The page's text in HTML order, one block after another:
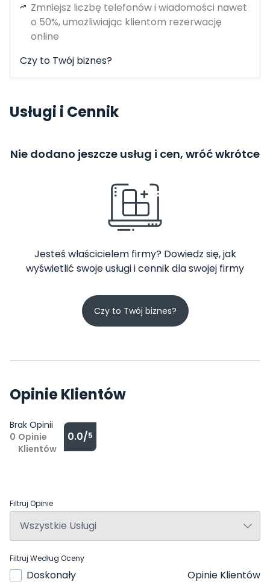
Zmniejsz liczbę telefonów i wiadomości nawet
o 50%, umożliwiając klientom rezerwację
online
Czy to Twój biznes?
Usługi i Cennik
Nie dodano jeszcze usług i cen, wróć wkrótce
Jesteś właścicielem firmy? Dowiedz się, jak
wyświetlić swoje usługi i cennik dla swojej firmy
Czy to Twój biznes?
Opinie Klientów
Brak Opinii
0 Opinie
Klientów
0.0/5
Filtruj Opinie
Filtruj Według Oceny
Doskonały
Opinie Klientów